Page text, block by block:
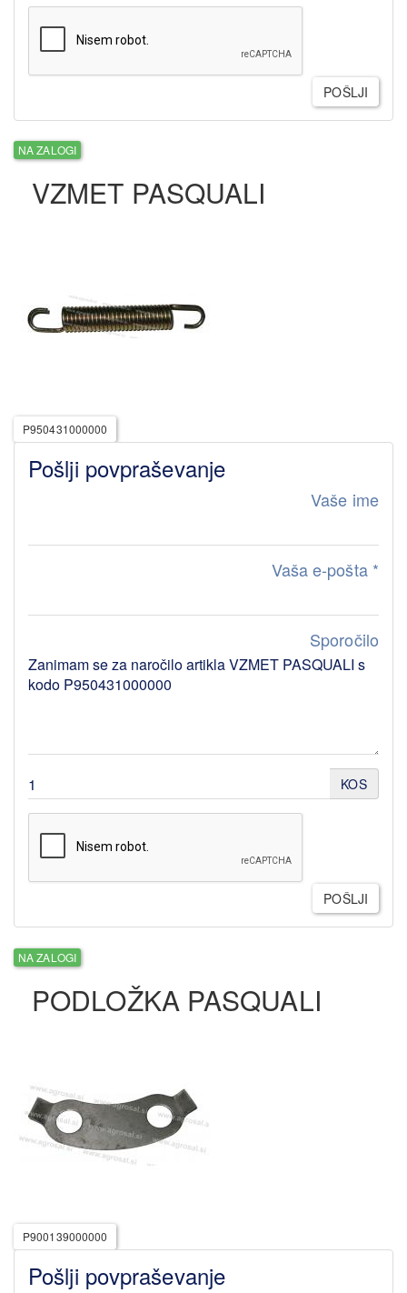
POŠLJI
NA ZALOGI
VZMET PASQUALI
P950431000000
Pošlji povpraševanje
Vaše ime
Vaša e-pošta *
Sporočilo
KOS
POŠLJI
NA ZALOGI
PODLOŽKA PASQUALI
P900139000000
Pošlji povpraševanje